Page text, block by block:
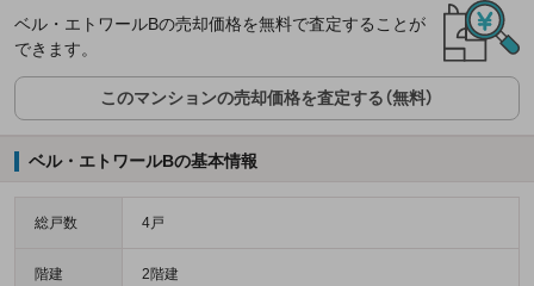
ベル・エトワールBの売却価格を無料で査定することが
できます。
このマンションの売却価格を査定する（無料）
ベル・エトワールBの基本情報
総戸数 4戸
階建 2階建